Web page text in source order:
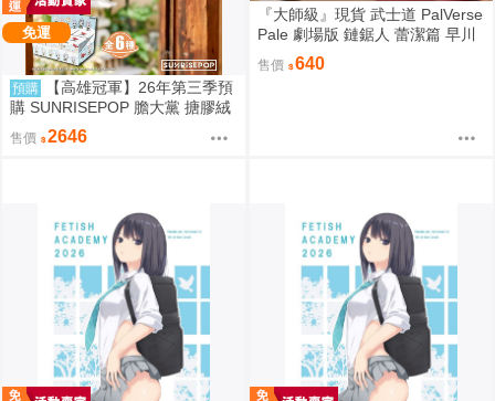
免運
預購
【高雄冠軍】26年第三季預
購 SUNRISEPOP 膽大黨 搪膠絨
毛 晴天娃娃 6入盲盒套組 免運 0
819
售價 2646
『大師級』現貨 武士道 PalVerse
Pale 劇場版 鏈鋸人 蕾潔篇 早川
秋
售價 640